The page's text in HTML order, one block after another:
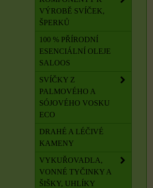
VÝROBĚ SVÍČEK,
ŠPERKŮ
100 % PŘÍRODNÍ
ESENCIÁLNÍ OLEJE
SALOOS
SVÍČKY Z
PALMOVÉHO A
SÓJOVÉHO VOSKU
ECO
DRAHÉ A LÉČIVÉ
KAMENY
VYKUŘOVADLA,
VONNÉ TYČINKY A
ŠIŠKY, UHLÍKY